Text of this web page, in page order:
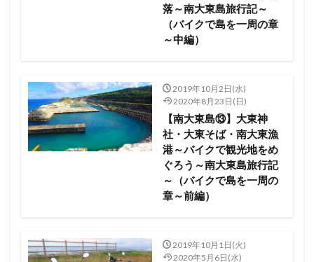
落～南大東島旅行記～
（バイクで島を一周の章
～中編）
2019年10月2日(水)
2020年8月23日(日)
【南大東島⑬】大東神
社・大東そば・南大東漁
港～バイクで観光地をめ
ぐろう～南大東島旅行記
～（バイクで島を一周の
章～前編）
2019年10月1日(火)
2020年5月6日(水)